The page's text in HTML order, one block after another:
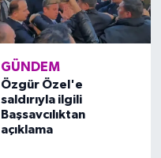
GÜNDEM
Özgür Özel'e
saldırıyla ilgili
Başsavcılıktan
açıklama